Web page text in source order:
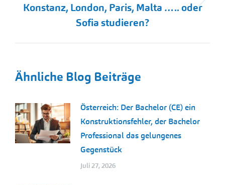
Nächster
Beitrag:
Konstanz, London, Paris, Malta ….. oder
Sofia studieren?
Ähnliche Blog Beiträge
Österreich: Der Bachelor (CE) ein
Konstruktionsfehler, der Bachelor
Professional das gelungenes
Gegenstück
Juli 27, 2026